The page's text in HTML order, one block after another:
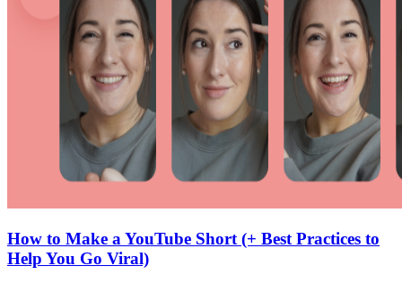
How to Make a YouTube Short (+ Best Practices to
Help You Go Viral)